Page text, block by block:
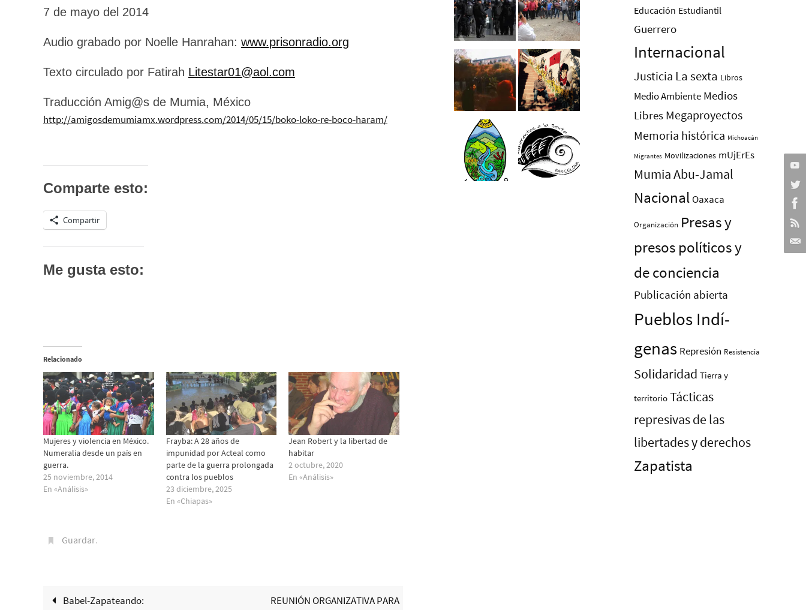
7 de mayo del 2014
Audio grabado por Noelle Hanrahan: www.prisonradio.org
Texto circulado por Fatirah Litestar01@aol.com
Traducción Amig@s de Mumia, México
http://amigosdemumiamx.wordpress.com/2014/05/15/boko-loko-re-boco-haram/
Comparte esto:
Compartir
Me gusta esto:
Relacionado
Mujeres y violencia en México.
Numeralia desde un país en
guerra.
25 noviembre, 2014
En «Análisis»
Frayba: A 28 años de
impunidad por Acteal como
parte de la guerra prolongada
contra los pueblos
23 diciembre, 2025
En «Chiapas»
Jean Robert y la libertad de
habitar
2 octubre, 2020
En «Análisis»
Guardar.
Babel-Zapateando:
REUNIÓN ORGANIZATIVA PARA
Educación Estudiantil
Guerrero
Internacional
Justicia La sexta Libros
Medio Ambiente Medios
Libres Megaproyectos
Memoria histórica Michoacán
Migrantes Movilizaciones mUjErEs
Mumia Abu-Jamal
Nacional Oaxaca
Organización Presas y
presos polí­ticos y
de conciencia
Publicación abierta
Pueblos Indí­
genas Represión Resistencia
Solidaridad Tierra y
territorio Tácticas
represivas de las
libertades y derechos
Zapatista